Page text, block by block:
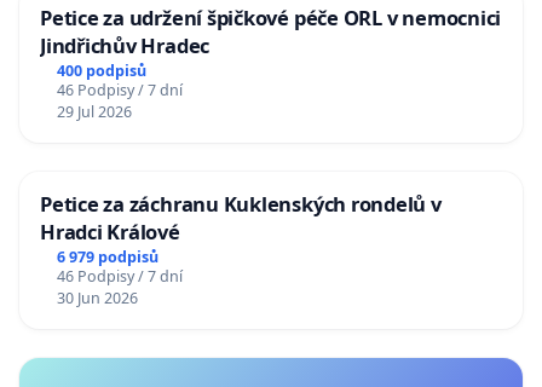
Petice za udržení špičkové péče ORL v nemocnici
Jindřichův Hradec
400 podpisů
46 Podpisy / 7 dní
29 Jul 2026
Petice za záchranu Kuklenských rondelů v
Hradci Králové
6 979 podpisů
46 Podpisy / 7 dní
30 Jun 2026